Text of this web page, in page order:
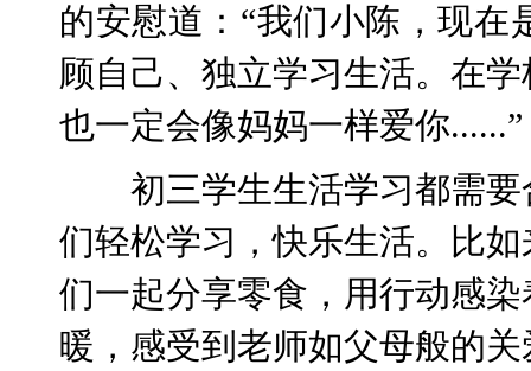
的安慰道：“我们小陈，现
顾自己、独立学习生活。在
也一定会像妈妈一样爱你......”
初三学生生活学习都需
们轻松学习，快乐生活。比
们一起分享零食，用行动感
暖，感受到老师如父母般的关